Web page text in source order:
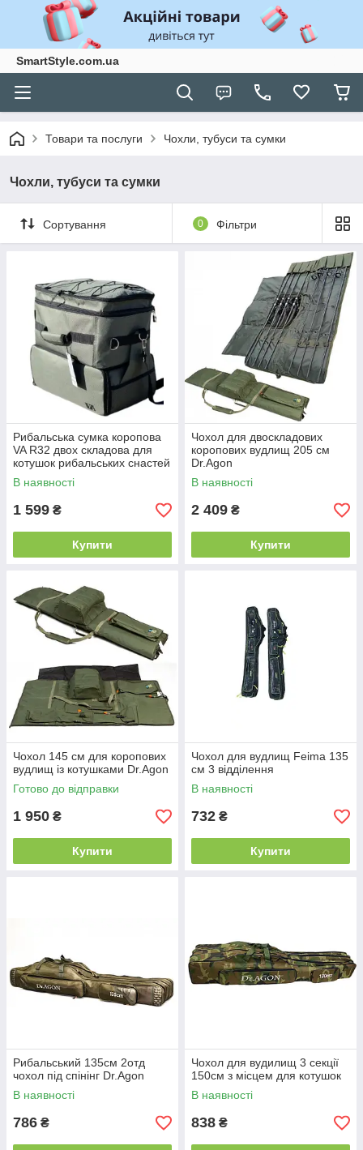
SmartStyle.com.ua
Товари та послуги Чохли, тубуси та сумки
Чохли, тубуси та сумки
Сортування 0 Фільтри
Рибальська сумка коропова
VA R32 двох складова для
котушок рибальських снастей
В наявності
1 599 ₴
Купити
Чохол для двоскладових
коропових вудлищ 205 см
Dr.Agon
В наявності
2 409 ₴
Купити
Чохол 145 см для коропових
вудлищ із котушками Dr.Agon
Готово до відправки
1 950 ₴
Купити
Чохол для вудлищ Feima 135
см 3 відділення
В наявності
732 ₴
Купити
Рибальський 135см 2отд
чохол під спінінг Dr.Agon
В наявності
786 ₴
Чохол для вудилищ 3 секції
150см з місцем для котушок
В наявності
838 ₴